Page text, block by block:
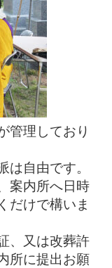
管理しており
は自由です。
案内所へ日時
だけで構いま
、又は改葬許
所に提出お願